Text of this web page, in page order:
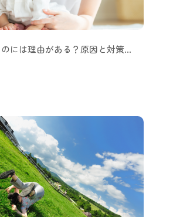
には理由がある？原因と対策…